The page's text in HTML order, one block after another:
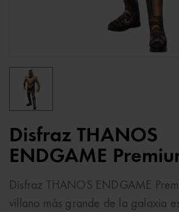
Disfraz THANOS
ENDGAME
Disfraz THANOS ENDGAME
villano más grande de la galaxia